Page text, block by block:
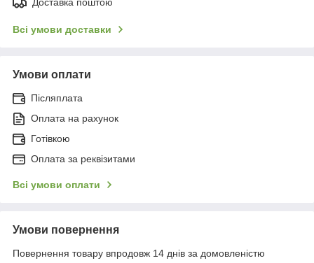
Всі умови доставки
Умови оплати
Післяплата
Оплата на рахунок
Готівкою
Оплата за реквізитами
Всі умови оплати
Умови повернення
Повернення товару впродовж 14 днів за домовленістю